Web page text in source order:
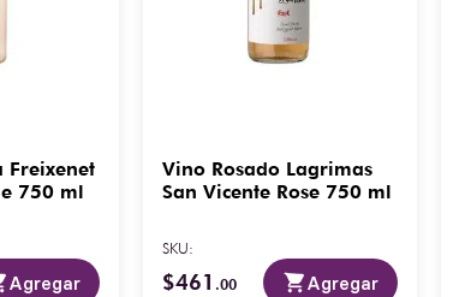
Freixenet
750 ml
Agregar
Vino Rosado Lagrimas
San Vicente Rose 750 ml
SKU:
$461 .00 Agregar